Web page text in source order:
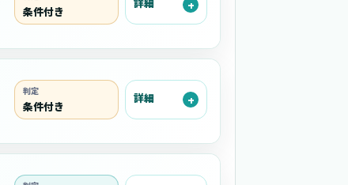
条件付き
判定
条件付き
詳細